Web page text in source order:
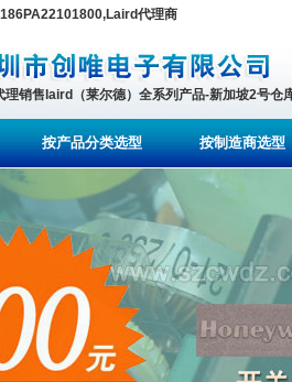
代理商
理销售laird（莱尔德）全系列产品-新加坡2号仓
按产品分类选型 按制造商选型